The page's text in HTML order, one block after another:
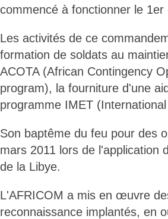
commencé à fonctionner le 1er
Les activités de ce
formation de soldats au
ACOTA (African Contingency
program), la fourniture d'une
programme IMET
Son baptême du feu pour des
mars 2011 lors de l'application
de la Libye.
L'AFRICOM a mis en œuvre
reconnaissance implantés, en